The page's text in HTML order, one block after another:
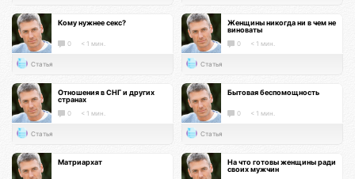
Кому нужнее секс?
0 < 1 мин.
Статья
Женщины никогда ни в чем не
виноваты
0 < 1 мин.
Статья
Отношения в СНГ и других
странах
0 < 1 мин.
Статья
Бытовая беспомощность
0 < 1 мин.
Статья
Матриархат
На что готовы женщины ради
своих мужчин